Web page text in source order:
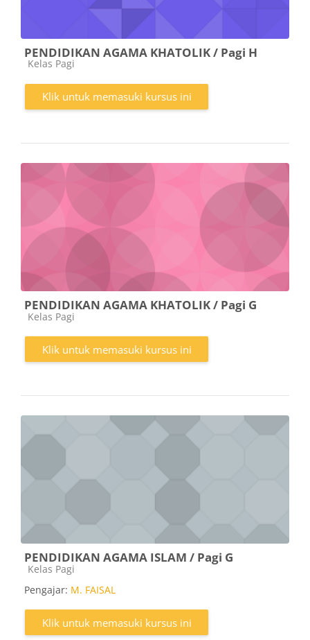
PENDIDIKAN AGAMA KHATOLIK / Pagi H
Kategori kursus
Kelas Pagi
Klik untuk memasuki kursus ini
PENDIDIKAN AGAMA KHATOLIK / Pagi G
Kategori kursus
Kelas Pagi
Klik untuk memasuki kursus ini
PENDIDIKAN AGAMA ISLAM / Pagi G
Kategori kursus
Kelas Pagi
Pengajar: M. FAISAL
Klik untuk memasuki kursus ini